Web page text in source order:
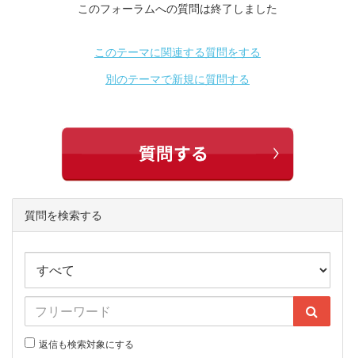
このフォーラムへの質問は終了しました
このテーマに関連する質問をする
別のテーマで新規に質問する
質問を検索する
返信も検索対象にする